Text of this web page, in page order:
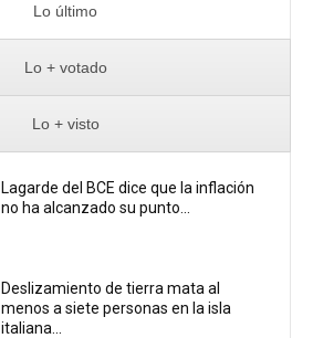
Lo último
Lo + votado
Lo + visto
Lagarde del BCE dice que la inflación
no ha alcanzado su punto...
Deslizamiento de tierra mata al
menos a siete personas en la isla
italiana...